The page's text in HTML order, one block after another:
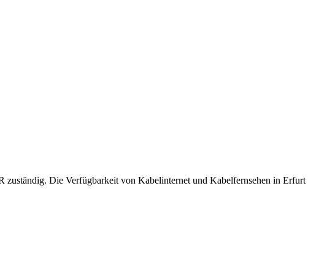
Die Verfügbarkeit von Kabelinternet und Kabelfernsehen in Erfurt